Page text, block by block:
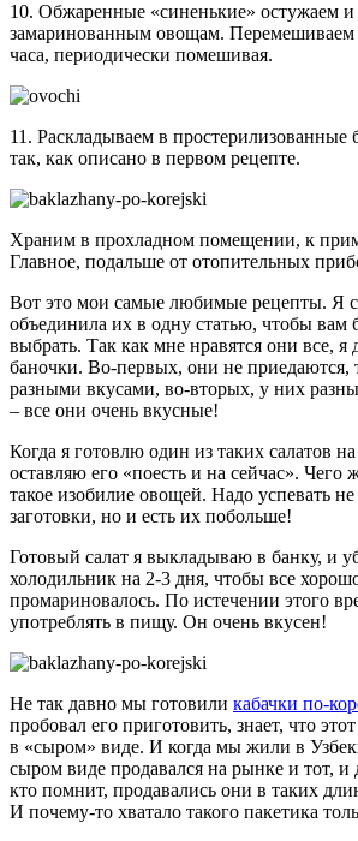
10. Обжаренные «синенькие» остужаем
замаринованным овощам. Перемешиваем
часа, периодически помешивая.
11. Раскладываем в простерилизованные
так, как описано в первом рецепте.
Храним в прохладном помещении, к
Главное, подальше от отопительных
Вот это мои самые любимые рецепты. Я
объединила их в одну статью, чтобы вам
выбрать. Так как мне нравятся они все, я
баночки. Во-первых, они не приедаются,
разными вкусами, во-вторых, у них
– все они очень вкусные!
Когда я готовлю один из таких салатов
оставляю его «поесть и на сейчас». Чего
такое изобилие овощей. Надо успевать не
заготовки, но и есть их побольше!
Готовый салат я выкладываю в банку, и
холодильник на 2-3 дня, чтобы все
промариновалось. По истечении этого
употреблять в пищу. Он очень вкусен!
Не так давно мы готовили кабачки по-
пробовал его приготовить, знает, что
в «сыром» виде. И когда мы жили в
сыром виде продавался на рынке и тот, и
кто помнит, продавались они в таких
И почему-то хватало такого пакетика